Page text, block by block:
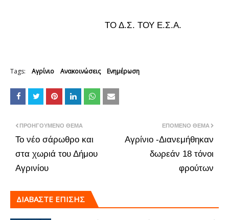
ΤΟ Δ.Σ. ΤΟΥ Ε.Σ.Α.
Tags: Αγρίνιο Ανακοινώσεις Ενημέρωση
ΕΠΌΜΕΝΟ ΘΈΜΑ
Αγρίνιο -Διανεμήθηκαν
δωρεάν 18 τόνοι
φρούτων
ΠΡΟΗΓΟΎΜΕΝΟ ΘΈΜΑ
Το νέο σάρωθρο και
στα χωριά του Δήμου
Αγρινίου
ΔΙΑΒΑΣΤΕ ΕΠΙΣΗΣ